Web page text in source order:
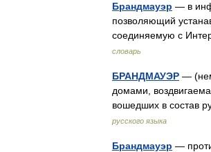
Брандмауэр — в
позволяющий
соединяемую с
словарь
БРАНДМАУЭР —
домами,
вошедших в состав
русского языка
Брандмауэр —